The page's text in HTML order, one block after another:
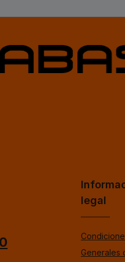
legal
Generales